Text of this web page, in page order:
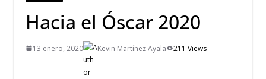
Hacia el Óscar 2020
13 enero, 2020 Kevin Martínez Ayala 211 Views